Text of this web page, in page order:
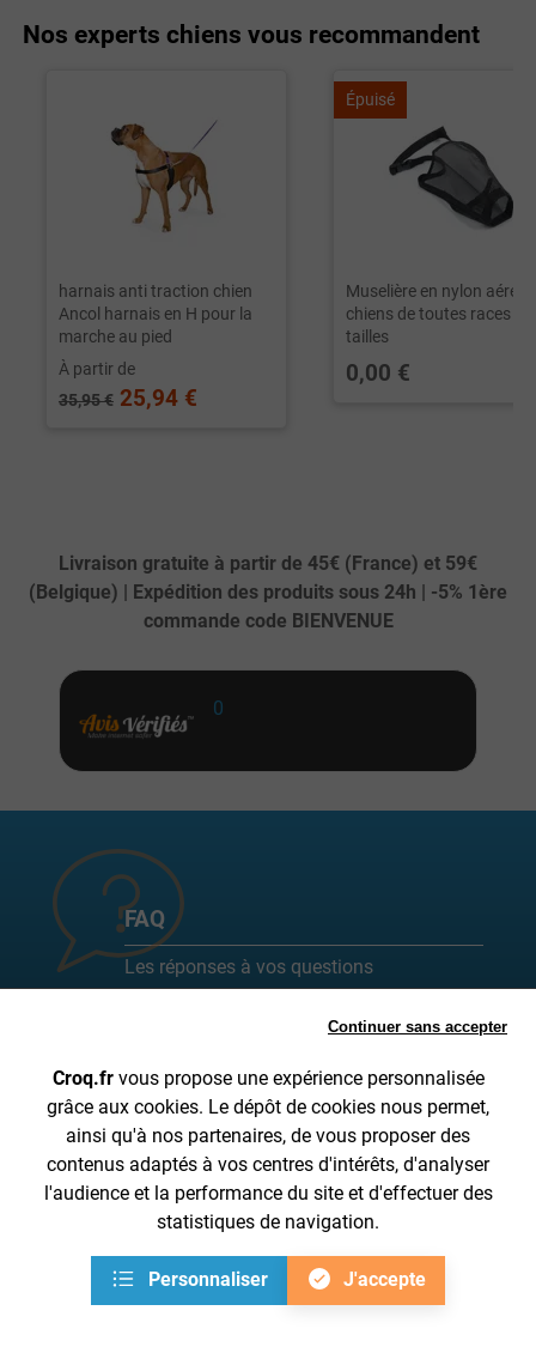
Nos experts chiens vous recommandent
harnais anti traction chien
Ancol harnais en H pour la
marche au pied
À partir de
35,95 € 25,94 €
Épuisé
Muselière en nylon aéré
chiens de toutes races en
tailles
0,00 €
Livraison gratuite à partir de 45€ (France) et 59€
(Belgique) | Expédition des produits sous 24h | -5% 1ère
commande code BIENVENUE
0
FAQ
Les réponses à vos questions
fréquemment posées sont ici !
SUIVI DE COMMANDE
A PROPOS DE CROQ.FR
INFORMATIONS SUR LA LIVRAISON
CGV
MENTIONS LÉGALES
DONNÉES PERSONNELLES
CONTACTEZ-NOUS DE 8H30 À 15H30 AU 04 28 53 00 05
FR Gestion des cookies
Continuer sans accepter
Croq.frvous propose une expérience personnalisée
grâce aux cookies. Le dépôt de cookies nous permet,
ainsi qu'à nos partenaires, de vous proposer des
contenus adaptés à vos centres d'intérêts, d'analyser
l'audience et la performance du site et d'effectuer des
statistiques de navigation.
Personnaliser J'accepte